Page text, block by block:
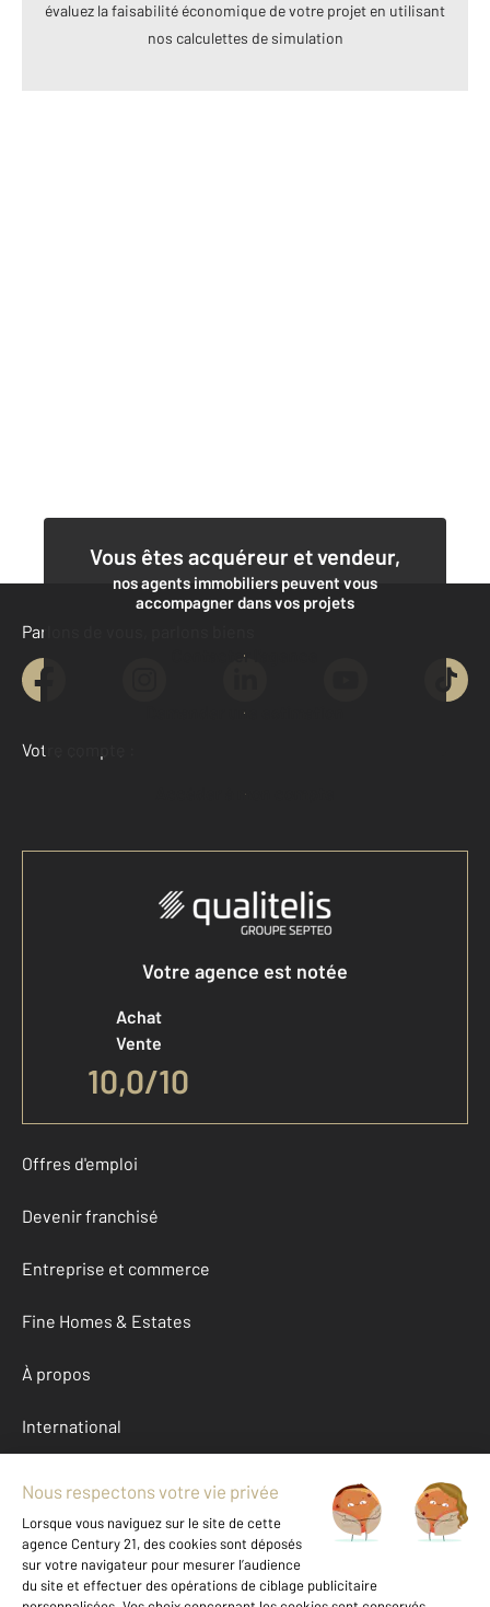
évaluez la faisabilité économique de votre projet en utilisant
nos calculettes de simulation
Vous êtes acquéreur et vendeur,
nos agents immobiliers peuvent vous
accompagner dans vos projets
Contacter l'agence
Demander une estimation
Parlons de vous, parlons biens
Votre compte :
Accéder à mon compte
Votre agence est notée
Achat
Vente
10,0/10
Offres d'emploi
Devenir franchisé
Entreprise et commerce
Fine Homes & Estates
À propos
International
Mentions légales & CGU et Barèmes d'honoraires